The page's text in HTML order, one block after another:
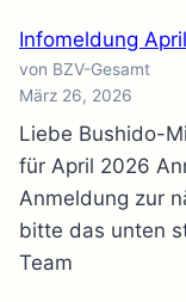
Infomeldung
von BZV-Gesamt
März 26, 2026
Liebe Bushido-
für April 2026
Anmeldung zur
bitte das unten
Team